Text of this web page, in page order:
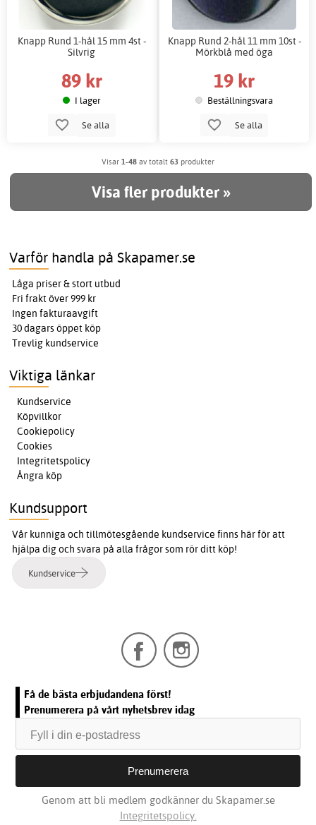
Knapp Rund 1-hål 15 mm 4st -
Silvrig
89 kr
I lager
Se alla
Knapp Rund 2-hål 11 mm 10st -
Mörkblå med öga
19 kr
Beställningsvara
Se alla
Visar 1-48 av totalt 63 produkter
Visa fler produkter »
Varför handla på Skapamer.se
Låga priser & stort utbud
Fri frakt över 999 kr
Ingen fakturaavgift
30 dagars öppet köp
Trevlig kundservice
Viktiga länkar
Kundservice
Köpvillkor
Cookiepolicy
Cookies
Integritetspolicy
Ångra köp
Kundsupport
Vår kunniga och tillmötesgående kundservice finns här för att
hjälpa dig och svara på alla frågor som rör ditt köp!
Kundservice
Få de bästa erbjudandena först!
Prenumerera på vårt nyhetsbrev idag
Genom att bli medlem godkänner du Skapamer.se
Integritetspolicy.